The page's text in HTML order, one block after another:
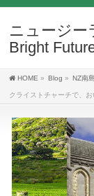
ニュージー
Bright
HOME » Blog » NZ南島
クライストチャーチで、